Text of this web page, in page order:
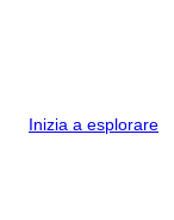
Inizia a esplorare